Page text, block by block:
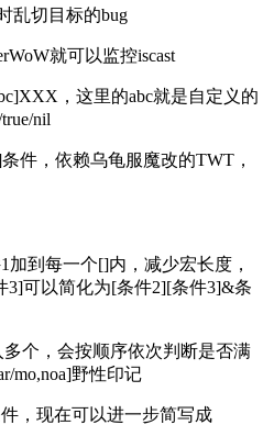
乱切目标的bug
就可以监控iscast
，这里的abc就是自定义的
nil
件，依赖乌龟服魔改的TWT，
到每一个[]内，减少宏长度，
3]可以简化为[条件2][条件3]&条
个，会按顺序依次判断是否满
mo,noa]野性印记
，现在可以进一步简写成